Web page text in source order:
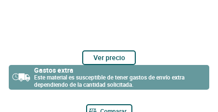
Ver precio
Gastos extra
Este material es susceptible de tener gastos de envío extra
dependiendo de la cantidad solicitada.